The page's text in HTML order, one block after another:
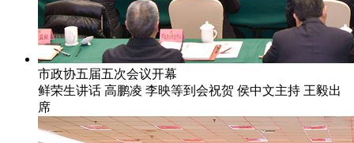
市政协五届五次会议开幕
鲜荣生讲话 高鹏凌 李映等到会祝贺 侯中文主持 王毅出
席